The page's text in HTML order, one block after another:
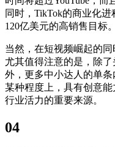
同时，TikTok的商业化
120亿美元的高销售目标。
当然，在短视频崛起的同
尤其值得注意的是，除
外，更多中小达人的单条
某种程度上，具有创意
行业活力的重要来源。
04